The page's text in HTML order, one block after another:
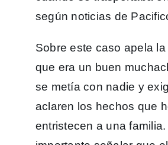
según noticias de
Sobre este caso apela la
que era un buen
se metía con nadie y
aclaren los hechos que
entristecen a una familia.